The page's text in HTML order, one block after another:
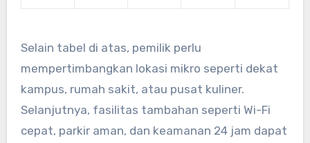
Selain tabel di atas, pemilik perlu
mempertimbangkan lokasi mikro seperti dekat
kampus, rumah sakit, atau pusat kuliner.
Selanjutnya, fasilitas tambahan seperti Wi-Fi
cepat, parkir aman, dan keamanan 24 jam dapat